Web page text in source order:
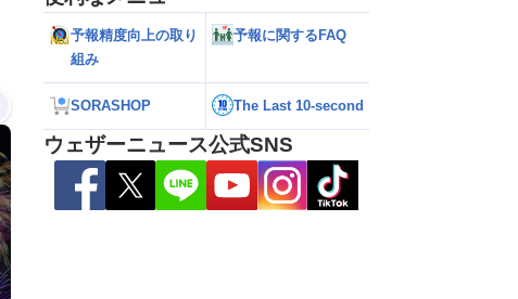
予報精度向上の取り
組み
予報に関するFAQ
SORASHOP The Last 10-second
ウェザーニュース公式SNS